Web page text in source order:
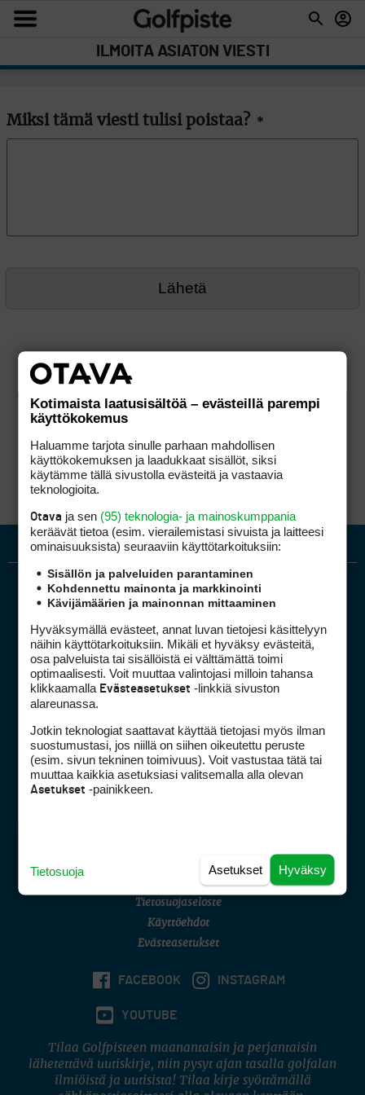
ILMOITA ASIATON VIESTI
Miksi tämä viesti tulisi poistaa? *
Golfpiste mediakortti
Golfpisteen yhteystiedot
DSA avoimuusraportti
Asiakaspalvelu
(digi) digi@otavamedia.fi
Tietosuojaseloste
Käyttöehdot
Evästeasetukset
FACEBOOK INSTAGRAM
YOUTUBE
Tilaa Golfpisteen maanantaisin ja perjantaisin
lähetettävä uutiskirje, niin pysyt ajan tasalla golfalan
ilmiöistä ja uutisista! Tilaa kirje syöttämällä
Kotimaista laatusisältöä – evästeillä parempi
käyttökokemus
Haluamme tarjota sinulle parhaan mahdollisen
käyttökokemuksen ja laadukkaat sisällöt, siksi
käytämme tällä sivustolla evästeitä ja vastaavia
teknologioita.
Otava ja sen (95) teknologia- ja mainoskumppania
keräävät tietoa (esim. vierailemis­tasi sivuista ja laitteesi
ominaisuuk­sista) seuraaviin käyttötarkoituksiin:
Sisällön ja palveluiden parantaminen
Kohdennettu mainonta ja markkinointi
Kävijämäärien ja mainonnan mittaaminen
Hyväksymällä evästeet, annat luvan tietojesi käsittelyyn
näihin käyttötarkoituksiin. Mikäli et hyväksy evästeitä,
osa palveluista tai sisällöistä ei välttämättä toimi
optimaalisesti. Voit muuttaa valintojasi milloin tahansa
klikkaamalla Evästeasetukset -linkkiä sivuston
alareunassa.
Jotkin teknologiat saattavat käyttää tietojasi myös ilman
suostumustasi, jos niillä on siihen oikeutettu peruste
(esim. sivun tekninen toimivuus). Voit vastustaa tätä tai
muuttaa kaikkia asetuksiasi valitsemalla alla olevan
Asetukset -painikkeen.
Hyväksy
Asetukset
Tietosuoja